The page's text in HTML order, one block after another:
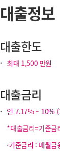
대출정보
대출한도
· 최대 1,500 만원
대출금리
· 연 7.17% ~ 10%
*대출금리=기준금
·기준금리 : 매월